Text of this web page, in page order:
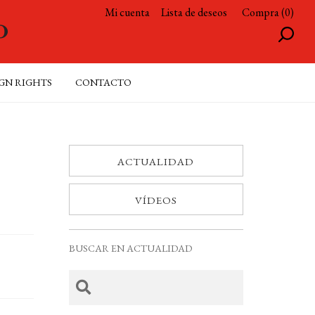
Mi cuenta Lista de deseos Compra (0)
RIGHTS CONTACTO
ACTUALIDAD
VÍDEOS
BUSCAR EN ACTUALIDAD